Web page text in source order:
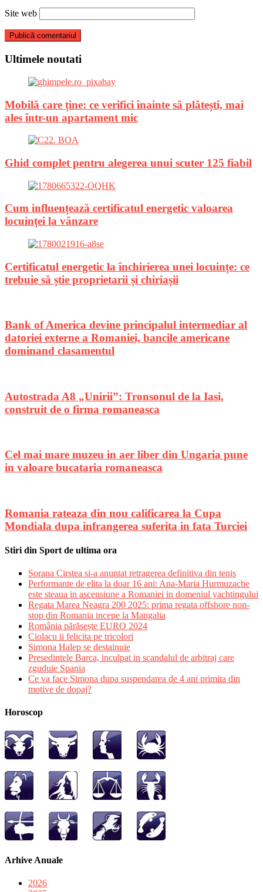
Site web
Ultimele noutati
Mobilă care ține: ce verifici înainte să plătești, mai
ales într-un apartament mic
Ghid complet pentru alegerea unui scuter 125 fiabil
Cum influențează certificatul energetic valoarea
locuinței la vânzare
Certificatul energetic la închirierea unei locuințe: ce
trebuie să știe proprietarii și chiriașii
Bank of America devine principalul intermediar al
datoriei externe a Romaniei, bancile americane
dominand clasamentul
Autostrada A8 „Unirii”: Tronsonul de la Iasi,
construit de o firma romaneasca
Cel mai mare muzeu in aer liber din Ungaria pune
in valoare bucataria romaneasca
Romania rateaza din nou calificarea la Cupa
Mondiala dupa infrangerea suferita in fata Turciei
Stiri din Sport de ultima ora
Sorana Cirstea si-a anuntat retragerea definitiva din tenis
Performante de elita la doar 16 ani: Ana-Maria Hurmuzache
este steaua in ascensiune a Romaniei in domeniul yachtingului
Regata Marea Neagra 200 2025: prima regata offshore non-
stop din Romania incepe la Mangalia
România părăsește EURO 2024
Ciolacu ii felicita pe tricolori
Simona Halep se destainuie
Presedintele Barca, inculpat in scandalul de arbitraj care
zguduie Spania
Ce va face Simona dupa suspendarea de 4 ani primita din
motive de dopaj?
Horoscop
Arhive Anuale
2026